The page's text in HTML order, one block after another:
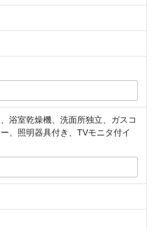
浴室乾燥機、洗面所独立、ガスコ
、照明器具付き、TVモニタ付イ